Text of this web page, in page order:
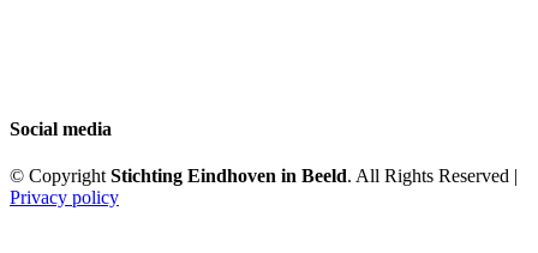
Social media
© CopyrightStichting Eindhoven in Beeld. All Rights Reserved |
Privacy policy